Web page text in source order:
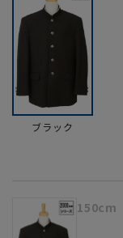
ブラック
150cm